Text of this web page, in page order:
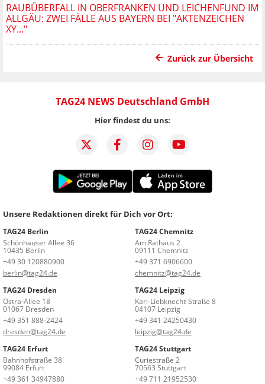
RAUBÜBERFALL IN OBERFRANKEN UND LEICHENFUND IM
ALLGÄU: ZWEI FÄLLE AUS BAYERN BEI "AKTENZEICHEN
XY..."
Zurück zur Übersicht
TAG24 NEWS Deutschland GmbH
Hier findest du uns:
Unsere Redaktionen direkt für Dich vor Ort:
TAG24 Berlin
Schönhauser Allee 36
10435 Berlin
+49 30 120880900
berlin@tag24.de
TAG24 Chemnitz
Am Rathaus 2
09111 Chemnitz
+49 371 6906600
chemnitz@tag24.de
TAG24 Dresden
Ostra-Allee 18
01067 Dresden
+49 351 888-2424
dresden@tag24.de
TAG24 Leipzig
Karl-Liebknecht-Straße 8
04107 Leipzig
+49 341 24250430
leipzig@tag24.de
TAG24 Erfurt
Bahnhofstraße 38
99084 Erfurt
+49 361 34947880
TAG24 Stuttgart
Curiestraße 2
70563 Stuttgart
+49 711 21952530